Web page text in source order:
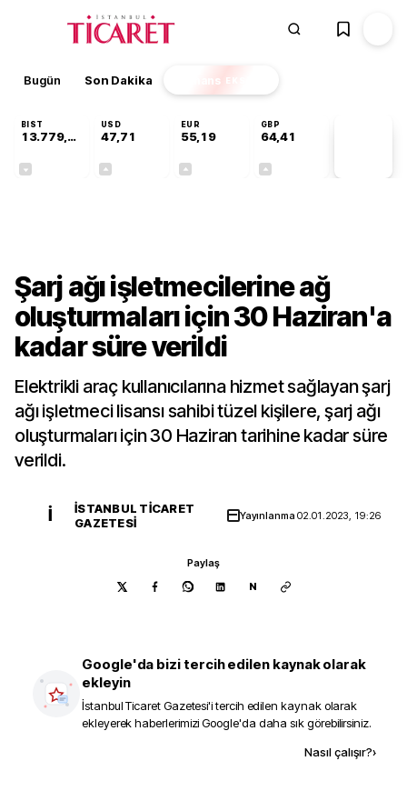
Bugün Son Dakika Finans EKSTRA
BIST
13.779,39
USD
47,71
EUR
55,19
GBP
64,41
Şarj ağı işletmecilerine ağ
oluşturmaları için 30 Haziran'a
kadar süre verildi
Elektrikli araç kullanıcılarına hizmet sağlayan şarj
ağı işletmeci lisansı sahibi tüzel kişilere, şarj ağı
oluşturmaları için 30 Haziran tarihine kadar süre
verildi.
İ
İSTANBUL TICARET
GAZETESI
Yayınlanma02.01.2023, 19:26
Paylaş
N
Google'da bizi tercih edilen kaynak olarak
ekleyin
İstanbul Ticaret Gazetesi'i tercih edilen kaynak olarak
ekleyerek haberlerimizi Google'da daha sık görebilirsiniz.
Nasıl çalışır?›
Şarj ağı işletmecilerine ağ oluşturmaları için 30